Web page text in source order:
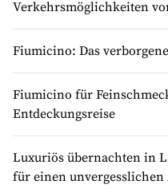
Verkehrsmöglichkeiten
Fiumicino: Das
Fiumicino für
Entdeckungsreise
Luxuriös übernachten in
für einen